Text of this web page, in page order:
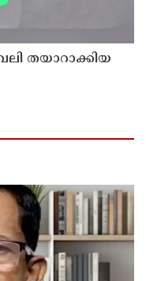
തയാറാക്കിയ